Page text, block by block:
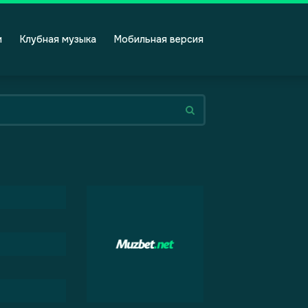
Клубная музыка Мобильная версия